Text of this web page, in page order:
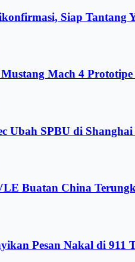
Siap Tantang
Mach 4
Ubah SPBU di
Buatan China
Pesan Nakal di 911